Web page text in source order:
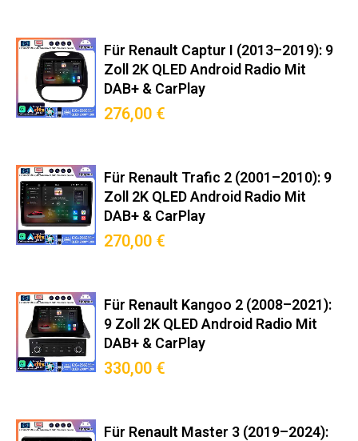
Für Renault Captur I (2013–2019): 9
Zoll 2K QLED Android Radio Mit
DAB+ & CarPlay
276,00 €
Für Renault Trafic 2 (2001–2010): 9
Zoll 2K QLED Android Radio Mit
DAB+ & CarPlay
270,00 €
Für Renault Kangoo 2 (2008–2021):
9 Zoll 2K QLED Android Radio Mit
DAB+ & CarPlay
330,00 €
Für Renault Master 3 (2019–2024):